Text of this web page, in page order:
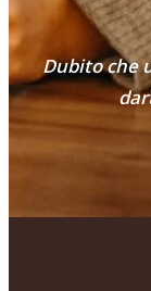
Dubito che